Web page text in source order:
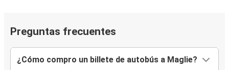
Preguntas frecuentes
¿Cómo compro un billete de autobús a Maglie?